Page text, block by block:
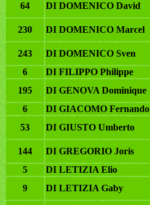
64 DI DOMENICO David
230 DI DOMENICO Marcel
243 DI DOMENICO Sven
6
DI FILIPPO Philippe
195
DI GENOVA Dominique
6
DI GIACOMO Fernando
53
DI GIUSTO Umberto
144 DI GREGORIO Joris
5
DI LETIZIA Elio
9
DI LETIZIA Gaby